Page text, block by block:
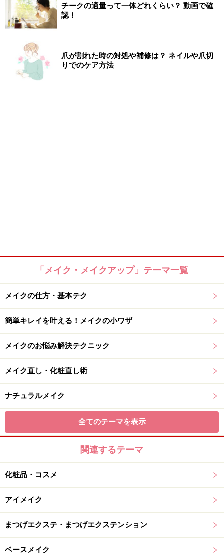
チークの適量って一体どれくらい？ 動画で確
認！
爪が割れた時の対処や補修は？ ネイルや爪切
りでのケア方法
「メイク・メイクアップ」テーマ一覧
メイクの仕方・基本テク
簡単キレイを叶える！メイクの小ワザ
メイクのお悩み解決テクニック
メイク直し・化粧直し術
ナチュラルメイク
全てのテーマを表示
関連するテーマ
化粧品・コスメ
アイメイク
まつげエクステ・まつげエクステンション
ベースメイク